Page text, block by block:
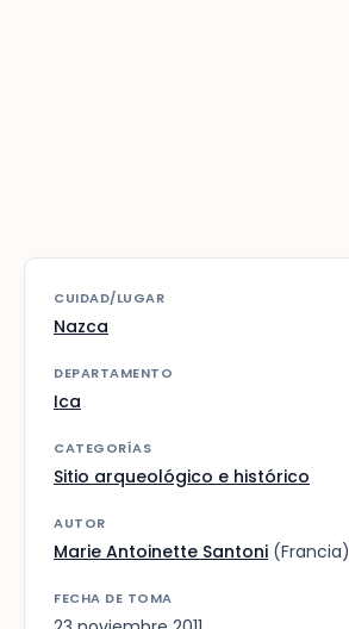
CUIDAD/LUGAR
Nazca
DEPARTAMENTO
Ica
CATEGORÍAS
Sitio arqueológico e histórico
AUTOR
Marie Antoinette Santoni (Francia)
FECHA DE TOMA